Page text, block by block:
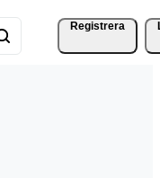
Registrera